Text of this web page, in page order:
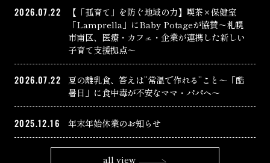
2026.07.22
【「孤育て」を防ぐ地域の力】喫茶×保健室
「Lamprella」にBaby Potageが協賛〜札幌
市南区、医療・カフェ・企業が連携した新しい
子育て支援拠点〜
2026.07.22
夏の離乳食、答えは”常温で作れる”こと〜「酷
暑日」に食中毒が不安なママ・パパへ〜
2025.12.16 年末年始休業のお知らせ
all view